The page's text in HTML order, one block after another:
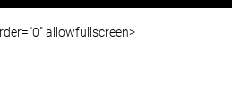
allowfullscreen>